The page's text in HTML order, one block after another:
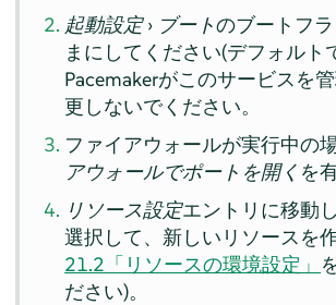
起動設定› ブートのブートフ
まにしてください(デフォルト
Pacemakerがこのサービスを
更しないでください。
ファイアウォールが実行中の場
アウォールでポートを開く を
リソース設定エントリに移動し
選択して、新しいリソースを
21.2「リソースの環境設定」
ださい)。